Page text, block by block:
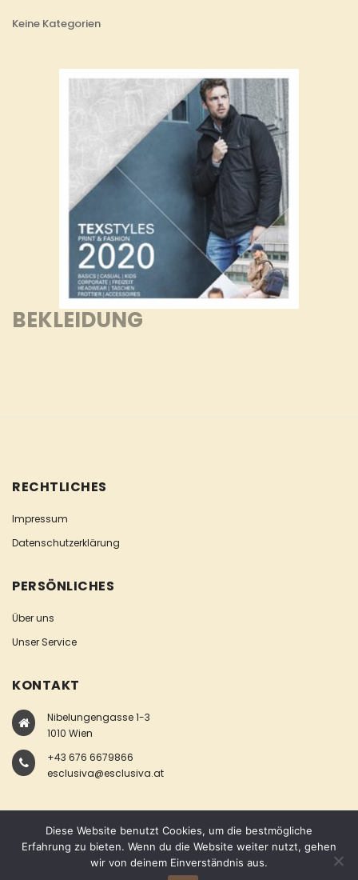
Keine Kategorien
BEKLEIDUNG
RECHTLICHES
Impressum
Datenschutzerklärung
PERSÖNLICHES
Über uns
Unser Service
KONTAKT
Nibelungengasse 1-3
1010 Wien
+43 676 6679866
esclusiva@esclusiva.at
COPYRIGHT © ESCLUSIVA
Diese Website benutzt Cookies, um die bestmögliche
Erfahrung zu bieten. Wenn du die Website weiter nutzt, gehen
wir von deinem Einverständnis aus.